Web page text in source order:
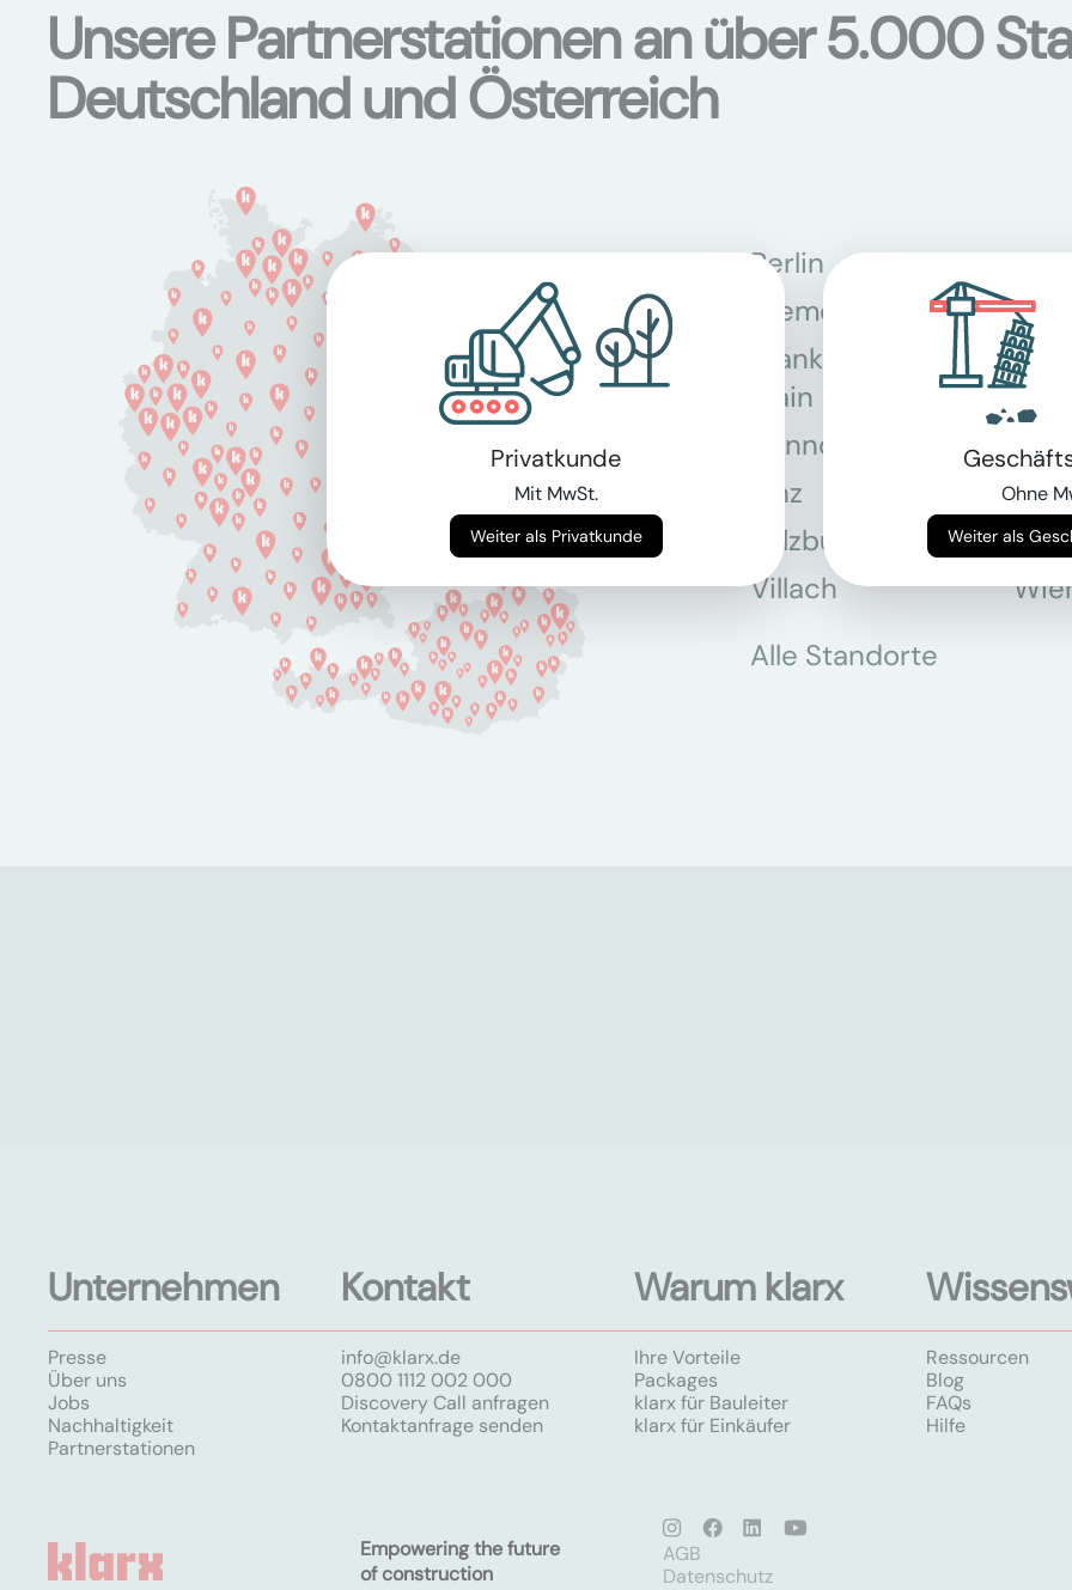
Unsere Partnerstationen an über 5.000
Deutschland und Österreich
Berlin
Bremen
Frankfurt am
Main
Hannover
Köln
Linz
Salzburg
Villach
Alle Standorte
Unternehmen
Presse
Über uns
Jobs
Nachhaltigkeit
Partnerstationen
Kontakt
info@klarx.de
0800 1112 002 000
Discovery Call anfragen
Kontaktanfrage senden
Warum klarx
Ihre Vorteile
Packages
klarx für Bauleiter
klarx für Einkäufer
Ressourcen
Blog
FAQs
Hilfe
Empowering the future
of construction
AGB
Datenschutz
Privatkunde
Mit MwSt.
Weiter als Privatkunde
Ohne
Weiter als